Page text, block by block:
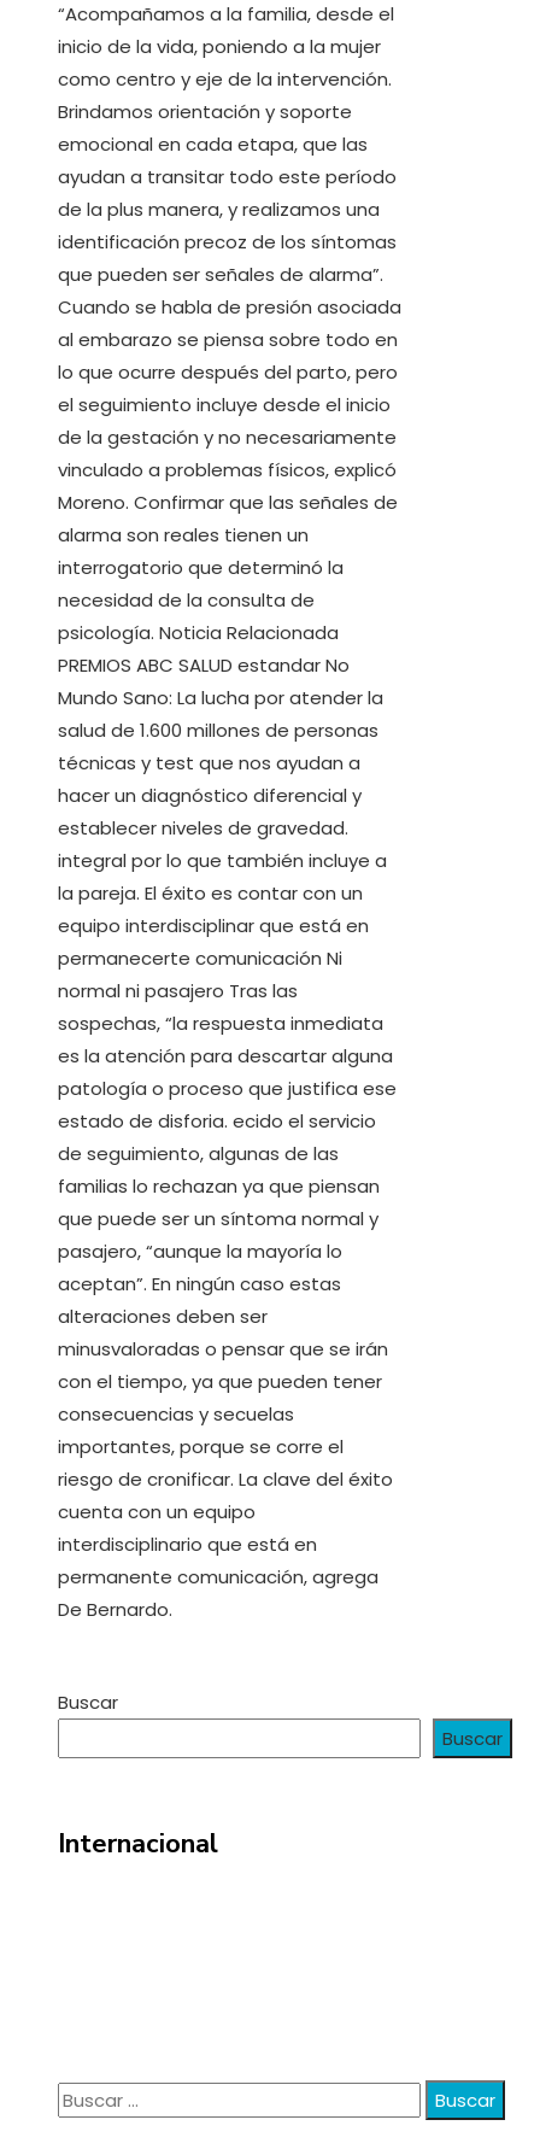
“Acompañamos a la familia, desde el
inicio de la vida, poniendo a la mujer
como centro y eje de la intervención.
Brindamos orientación y soporte
emocional en cada etapa, que las
ayudan a transitar todo este período
de la plus manera, y realizamos una
identificación precoz de los síntomas
que pueden ser señales de alarma”.
Cuando se habla de presión asociada
al embarazo se piensa sobre todo en
lo que ocurre después del parto, pero
el seguimiento incluye desde el inicio
de la gestación y no necesariamente
vinculado a problemas físicos, explicó
Moreno. Confirmar que las señales de
alarma son reales tienen un
interrogatorio que determinó la
necesidad de la consulta de
psicología. Noticia Relacionada
PREMIOS ABC SALUD estandar No
Mundo Sano: La lucha por atender la
salud de 1.600 millones de personas
técnicas y test que nos ayudan a
hacer un diagnóstico diferencial y
establecer niveles de gravedad.
integral por lo que también incluye a
la pareja. El éxito es contar con un
equipo interdisciplinar que está en
permanecerte comunicación Ni
normal ni pasajero Tras las
sospechas, “la respuesta inmediata
es la atención para descartar alguna
patología o proceso que justifica ese
estado de disforia. ecido el servicio
de seguimiento, algunas de las
familias lo rechazan ya que piensan
que puede ser un síntoma normal y
pasajero, “aunque la mayoría lo
aceptan”. En ningún caso estas
alteraciones deben ser
minusvaloradas o pensar que se irán
con el tiempo, ya que pueden tener
consecuencias y secuelas
importantes, porque se corre el
riesgo de cronificar. La clave del éxito
cuenta con un equipo
interdisciplinario que está en
permanente comunicación, agrega
De Bernardo.
Buscar
Buscar
Internacional
Buscar: